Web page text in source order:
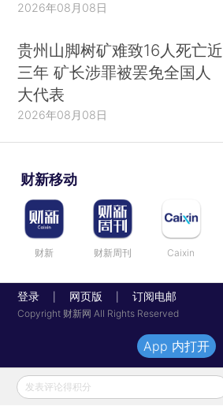
2026年08月08日
贵州山脚树矿难致16人死亡近
三年 矿长涉罪被罢免全国人
大代表
2026年08月08日
财新移动
财新 财新周刊 Caixin
登录 网页版 订阅电邮
Copyright 财新网 All Rights Reserved
发表评论得积分
App 内打开